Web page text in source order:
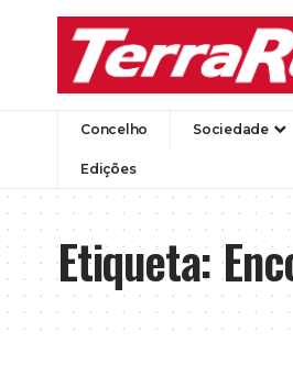
Concelho Sociedade
Edições
Etiqueta: